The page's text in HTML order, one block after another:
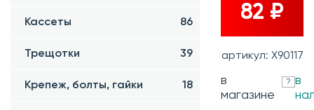
Кассеты 86
Трещотки 39
Крепеж, болты, гайки 18
82 ₽
артикул: Х90117
в
магазине
? в